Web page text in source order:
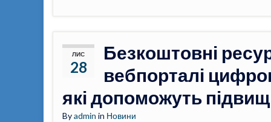
ЛИС
28
Безкоштовні
вебпорталі
які допоможуть
Byadmin in Новини